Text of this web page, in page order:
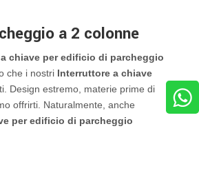
a 2 colonne
chiave per edificio di parcheggio
che i nostri Interruttore a chiave
Design estremo, materie prime di
offrirti. Naturalmente, anche
per edificio di parcheggio